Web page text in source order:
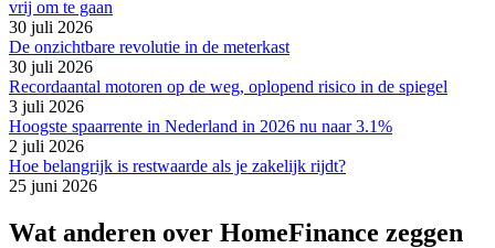
vrij om te gaan
30 juli 2026
De onzichtbare revolutie in de meterkast
30 juli 2026
Recordaantal motoren op de weg, oplopend risico in de spiegel
3 juli 2026
Hoogste spaarrente in Nederland in 2026 nu naar 3.1%
2 juli 2026
Hoe belangrijk is restwaarde als je zakelijk rijdt?
25 juni 2026
Wat anderen over HomeFinance zeggen